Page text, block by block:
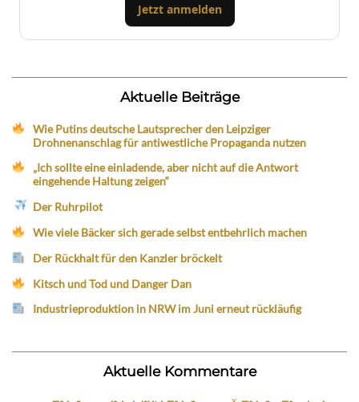
Jetzt anmelden
Aktuelle Beiträge
Wie Putins deutsche Lautsprecher den Leipziger
Drohnenanschlag für antiwestliche Propaganda nutzen
„Ich sollte eine einladende, aber nicht auf die Antwort
eingehende Haltung zeigen“
Der Ruhrpilot
Wie viele Bäcker sich gerade selbst entbehrlich machen
Der Rückhalt für den Kanzler bröckelt
Kitsch und Tod und Danger Dan
Industrieproduktion in NRW im Juni erneut rückläufig
Aktuelle Kommentare